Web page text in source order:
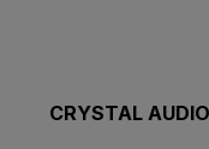
CRYSTAL